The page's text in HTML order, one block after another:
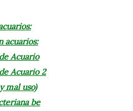
acuarios:
Acuario
Acuario 2
mal uso)
be